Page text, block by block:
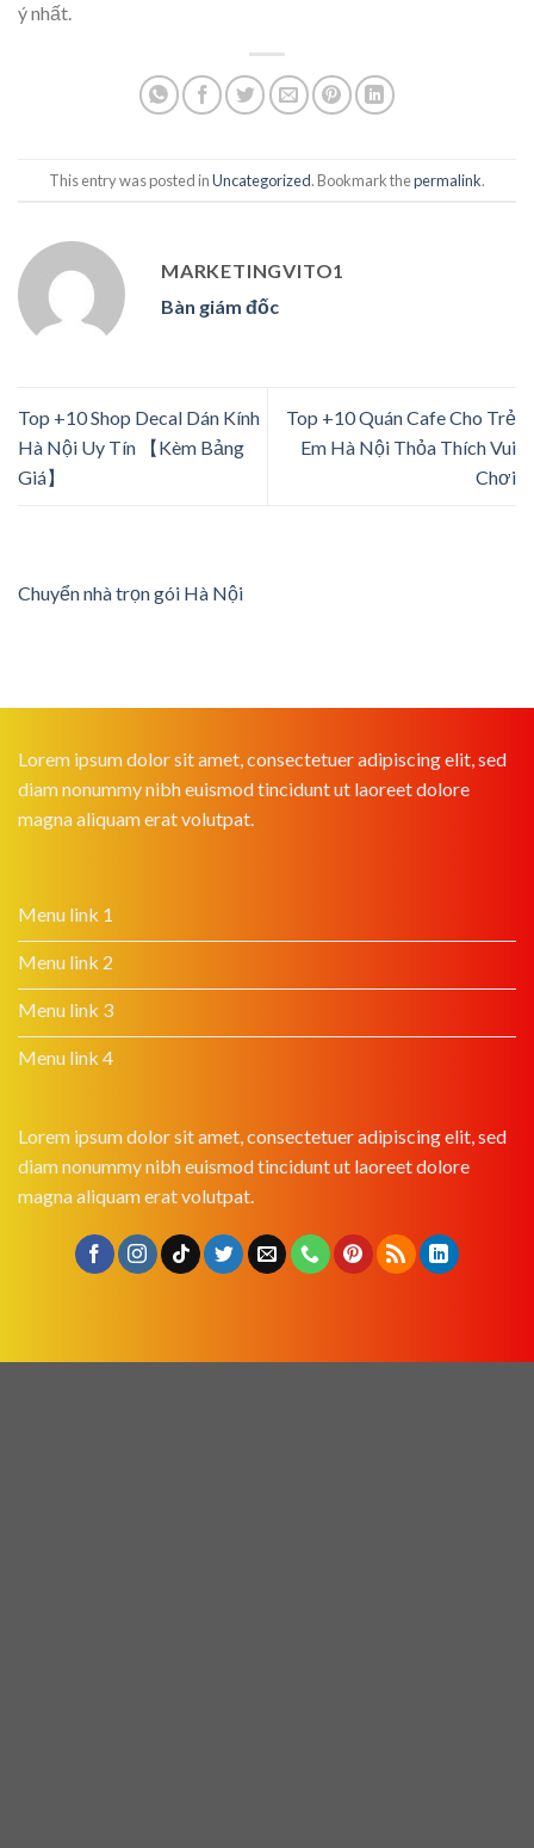
ý nhất.
This entry was posted inUncategorized. Bookmark thepermalink.
MARKETINGVITO1
Bàn giám đốc
Top +10 Shop Decal Dán Kính
Hà Nội Uy Tín 【Kèm Bảng
Giá】
Top +10 Quán Cafe Cho Trẻ
Em Hà Nội Thỏa Thích Vui
Chơi
Chuyển nhà trọn gói Hà Nội
Lorem ipsum dolor sit amet, consectetuer adipiscing elit, sed
diam nonummy nibh euismod tincidunt ut laoreet dolore
magna aliquam erat volutpat.
Menu link 1
Menu link 2
Menu link 3
Menu link 4
Lorem ipsum dolor sit amet, consectetuer adipiscing elit, sed
diam nonummy nibh euismod tincidunt ut laoreet dolore
magna aliquam erat volutpat.